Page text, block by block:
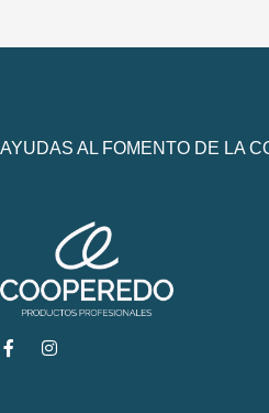
AYUDAS AL FOMENTO DE LA